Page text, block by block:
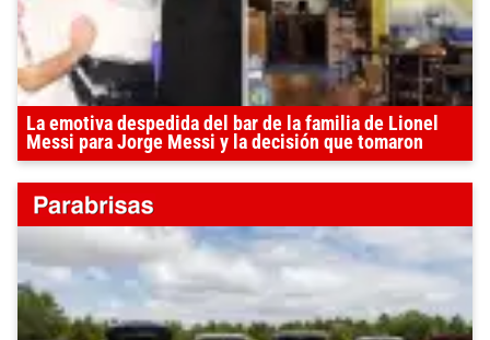
La emotiva despedida del bar de la familia de Lionel
Messi para Jorge Messi y la decisión que tomaron